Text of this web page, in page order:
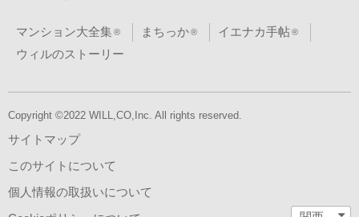
マンション大全集 まちっか
イエナカ手帖
ウィルのストーリー
Copyright ©2022 WILL,CO,Inc. All rights reserved.
サイトマップ
このサイトについて
個人情報の取扱いについて